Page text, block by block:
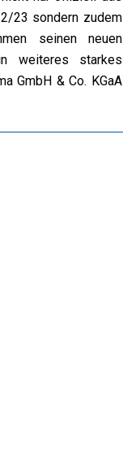
23 sondern zudem
seinen neuen
weiteres starkes
GmbH & Co. KGaA